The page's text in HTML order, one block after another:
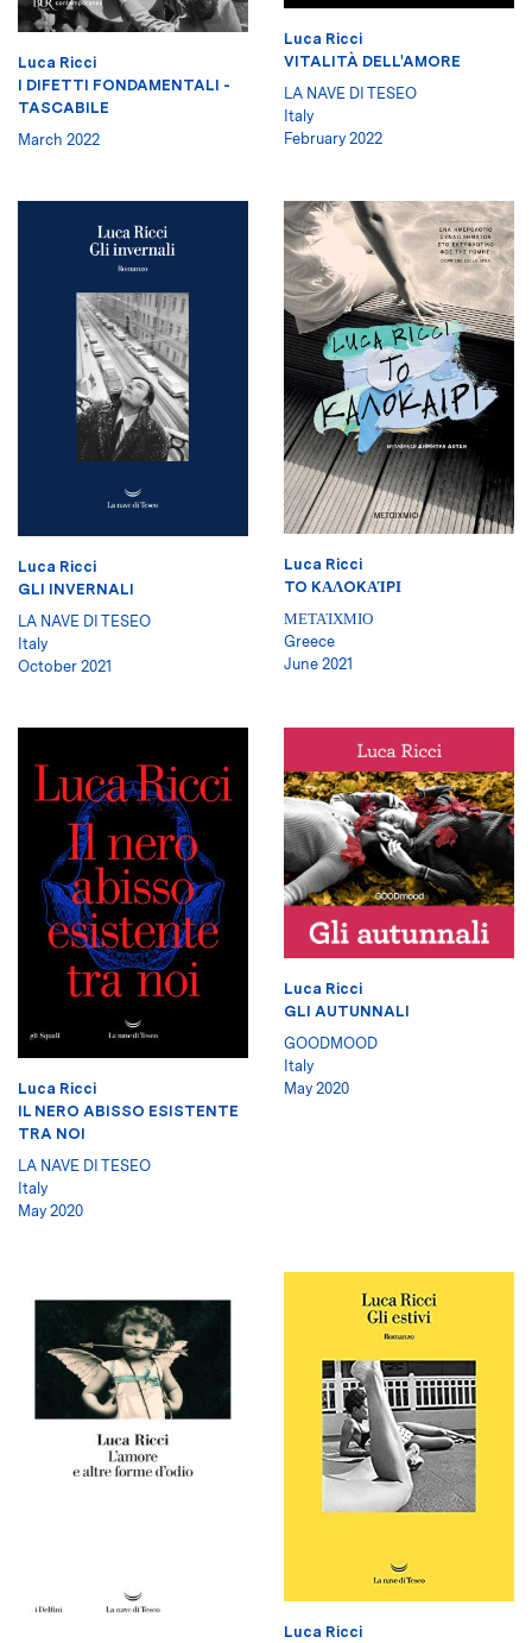
Luca Ricci
I DIFETTI FONDAMENTALI -
TASCABILE
March 2022
Luca Ricci
VITALITÀ DELL'AMORE
LA NAVE DI TESEO
Italy
February 2022
Luca Ricci
GLI INVERNALI
LA NAVE DI TESEO
Italy
October 2021
Luca Ricci
TO KΑΛOKΑΊPΙ
ΜΕΤΑΊΧΜΙΟ
Greece
June 2021
Luca Ricci
IL NERO ABISSO ESISTENTE
TRA NOI
LA NAVE DI TESEO
Italy
May 2020
Luca Ricci
GLI AUTUNNALI
GOODMOOD
Italy
May 2020
Luca Ricci